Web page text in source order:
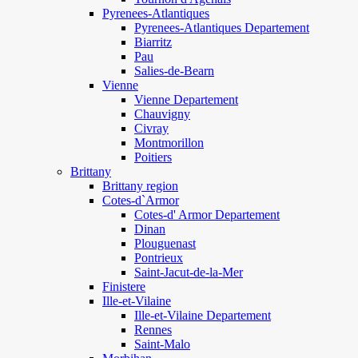
Pyrenees-Atlantiques
Pyrenees-Atlantiques Departement
Biarritz
Pau
Salies-de-Bearn
Vienne
Vienne Departement
Chauvigny
Civray
Montmorillon
Poitiers
Brittany
Brittany region
Cotes-d`Armor
Cotes-d' Armor Departement
Dinan
Plouguenast
Pontrieux
Saint-Jacut-de-la-Mer
Finistere
Ille-et-Vilaine
Ille-et-Vilaine Departement
Rennes
Saint-Malo